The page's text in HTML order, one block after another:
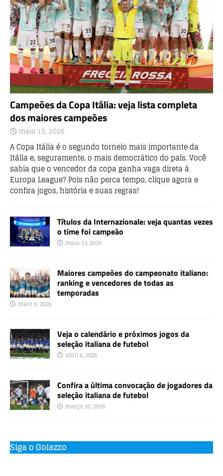
Campeões da Copa Itália: veja lista completa
dos maiores campeões
maio 13, 2026
A Copa Itália é o segundo torneio mais importante da
Itália e, seguramente, o mais democrático do país. Você
sabia que o vencedor da copa ganha vaga direta à
Europa League? Pois não perca tempo, clique agora e
confira jogos, história e suas regras!
Títulos da Internazionale: veja quantas vezes
o time foi campeão
maio 13, 2026
Maiores campeões do campeonato italiano:
ranking e vencedores de todas as
temporadas
maio 8, 2026
Veja o calendário e próximos jogos da
seleção italiana de futebol
abril 6, 2026
Confira a última convocação de jogadores da
seleção italiana de futebol
março 20, 2026
Siga o Golazzo